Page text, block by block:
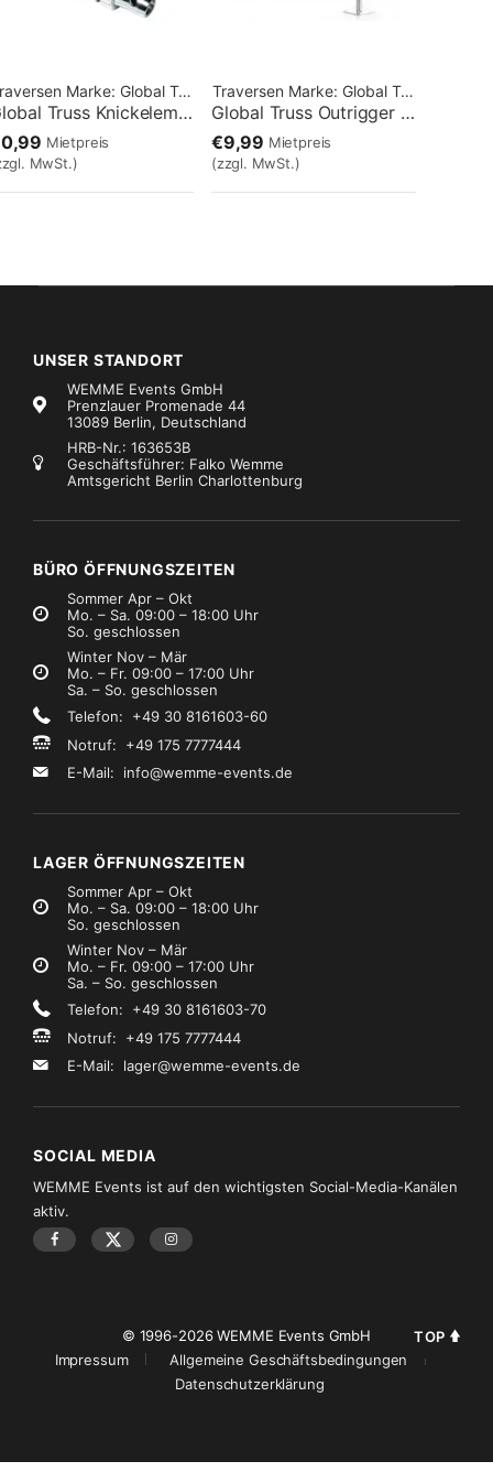
Marke: Global Truss
Global Truss Knickelement rechts
Mietpreis
MwSt.)
Traversen Marke: Global Truss
Global Truss Outrigger für Base 75cm Alu
€9,99 Mietpreis
(zzgl. MwSt.)
Marke:Global Truss
MwSt.)
Traversen Marke:
(zzgl. MwSt.)
UNSER STANDORT
WEMME Events GmbH
Prenzlauer Promenade 44
13089 Berlin, Deutschland
HRB-Nr.: 163653B
Geschäftsführer: Falko Wemme
Amtsgericht Berlin Charlottenburg
BÜRO ÖFFNUNGSZEITEN
Sommer Apr – Okt
Mo. – Sa. 09:00 – 18:00 Uhr
So. geschlossen
Winter Nov – Mär
Mo. – Fr. 09:00 – 17:00 Uhr
Sa. – So. geschlossen
Telefon: +49 30 8161603-60
Notruf: +49 175 7777444
E-Mail: info@wemme-events.de
LAGER ÖFFNUNGSZEITEN
Sommer Apr – Okt
Mo. – Sa. 09:00 – 18:00 Uhr
So. geschlossen
Winter Nov – Mär
Mo. – Fr. 09:00 – 17:00 Uhr
Sa. – So. geschlossen
Telefon: +49 30 8161603-70
Notruf: +49 175 7777444
E-Mail: lager@wemme-events.de
SOCIAL MEDIA
WEMME Events ist auf den wichtigsten Social-Media-Kanälen
aktiv.
© 1996-2026 WEMME Events GmbH
Impressum
Allgemeine Geschäftsbedingungen
Datenschutzerklärung
TOP